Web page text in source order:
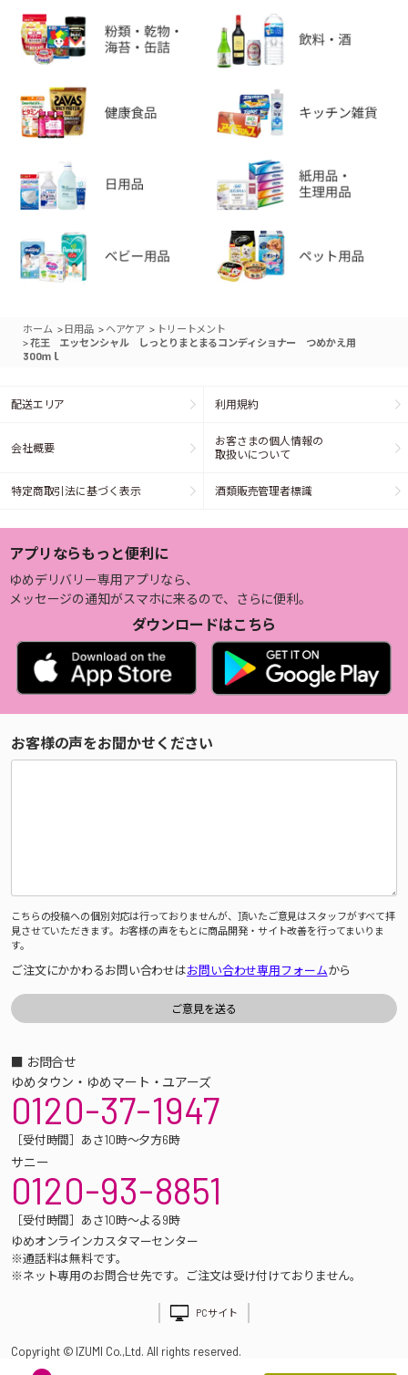
ホーム > 日用品 > ヘアケア > トリートメント
>花王 エッセンシャル しっとりまとまるコンディショナー つめかえ用
300ｍｌ
配送エリア 利用規約
会社概要
お客さまの個人情報の
取扱いについて
特定商取引法に基づく表示 酒類販売管理者標識
アプリならもっと便利に
ゆめデリバリー専用アプリなら、
メッセージの通知がスマホに来るので、さらに便利。
ダウンロードはこちら
お客様の声をお聞かせください
こちらの投稿への個別対応は行っておりませんが、頂いたご意見はスタッフがすべて拝
見させていただきます。お客様の声をもとに商品開発・サイト改善を行ってまいりま
す。
ご注文にかかわるお問い合わせはお問い合わせ専用フォームから
■ お問合せ
ゆめタウン・ゆめマート・ユアーズ
0120-37-1947
［受付時間］あさ10時～夕方6時
サニー
0120-93-8851
［受付時間］あさ10時～よる9時
ゆめオンラインカスタマーセンター
※通話料は無料です。
※ネット専用のお問合せ先です。ご注文は受け付けておりません。
PCサイト
Copyright © IZUMI Co.,Ltd. All rights reserved.